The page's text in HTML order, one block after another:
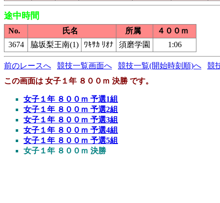
途中時間
No. 氏名 所属
４００ｍ
3674
脇坂梨王南(1) ﾜｷｻｶ ﾘｵﾅ 須磨学園 1:06
前のレースへ 競技一覧画面へ 競技一覧(開始時刻順)へ
競
この画面は 女子１年 ８００ｍ 決勝 です。
女子１年 ８００ｍ 予選1組
女子１年 ８００ｍ 予選2組
女子１年 ８００ｍ 予選3組
女子１年 ８００ｍ 予選4組
女子１年 ８００ｍ 予選5組
女子１年 ８００ｍ 決勝